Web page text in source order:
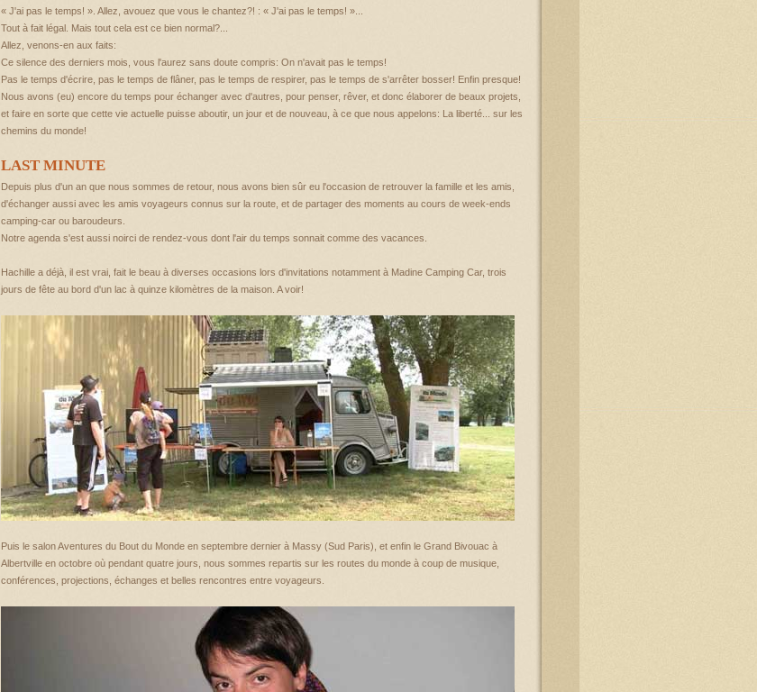
« J'ai pas le temps! ». Allez, avouez que vous le chantez?! : « J'ai pas le temps! »...
Tout à fait légal. Mais tout cela est ce bien normal?...
Allez, venons-en aux faits:
Ce silence des derniers mois, vous l'aurez sans doute compris: On n'avait pas le temps!
Pas le temps d'écrire, pas le temps de flâner, pas le temps de respirer, pas le temps de s'arrêter bosser! Enfin presque!
Nous avons (eu) encore du temps pour échanger avec d'autres, pour penser, rêver, et donc élaborer de beaux projets,
et faire en sorte que cette vie actuelle puisse aboutir, un jour et de nouveau, à ce que nous appelons: La liberté... sur les
chemins du monde!
LAST MINUTE
Depuis plus d'un an que nous sommes de retour, nous avons bien sûr eu l'occasion de retrouver la famille et les amis,
d'échanger aussi avec les amis voyageurs connus sur la route, et de partager des moments au cours de week-ends
camping-car ou baroudeurs.
Notre agenda s'est aussi noirci de rendez-vous dont l'air du temps sonnait comme des vacances.
Hachille a déjà, il est vrai, fait le beau à diverses occasions lors d'invitations notamment à Madine Camping Car, trois
jours de fête au bord d'un lac à quinze kilomètres de la maison. A voir!
Puis le salon Aventures du Bout du Monde en septembre dernier à Massy (Sud Paris), et enfin le Grand Bivouac à
Albertville en octobre où pendant quatre jours, nous sommes repartis sur les routes du monde à coup de musique,
conférences, projections, échanges et belles rencontres entre voyageurs.